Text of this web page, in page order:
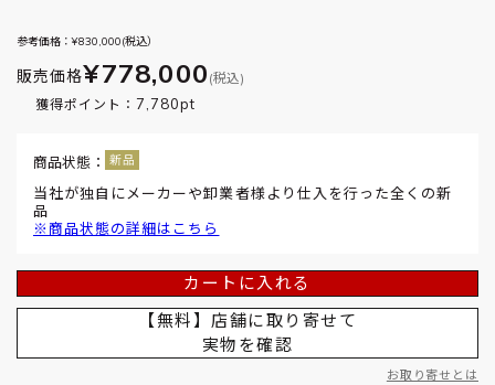
参考価格：¥830,000(税込）
販売価格¥778,000 (税込)
獲得ポイント： 7,780pt
商品状態：
当社が独自にメーカーや卸業者様より仕入を行った全くの新
品
※商品状態の詳細はこちら
カートに入れる
【無料】店舗に取り寄せて
実物を確認
お取り寄せとは